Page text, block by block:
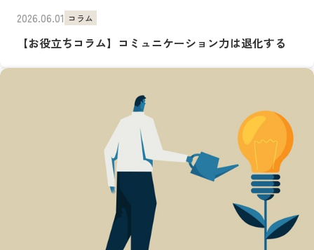
2026.06.01 コラム
【お役立ちコラム】コミュニケーション力は退化する